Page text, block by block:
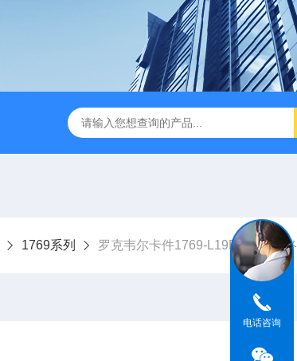
1769系列 罗克韦尔卡件1769-L19ER-BB1B
电话咨询